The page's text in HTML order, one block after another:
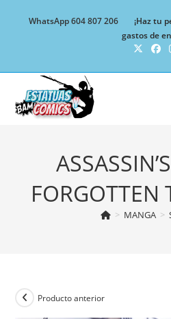
WhatsApp 604 807 206
¡Haz tu
gastos de
FORGOTTEN
> MANGA >
Producto anterior